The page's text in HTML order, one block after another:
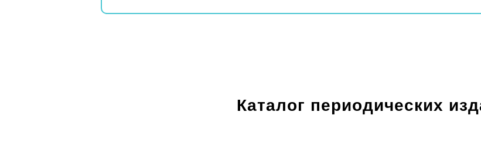
Каталог периодических